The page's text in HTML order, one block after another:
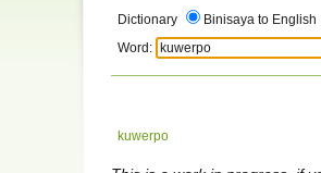
Dictionary
Binisaya to English
Word:
kuwerpo